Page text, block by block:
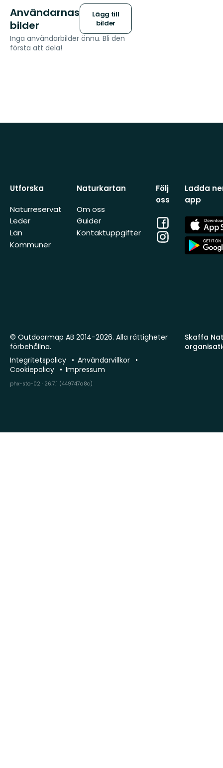
Användarnas
bilder
Lägg till
bilder
Inga användarbilder ännu. Bli den
första att dela!
Utforska
Naturreservat
Leder
Län
Kommuner
Naturkartan
Om oss
Guider
Kontaktuppgifter
Följ
oss
Facebook
Instagram
Ladda
app
App
Store
App
Store
Skaffa
© Outdoormap AB 2014-2026. Alla rättigheter
förbehållna.
Integritetspolicy
Användarvillkor
Cookiepolicy
Impressum
phx-sto-02 · 26.7.1 (449747a8c)